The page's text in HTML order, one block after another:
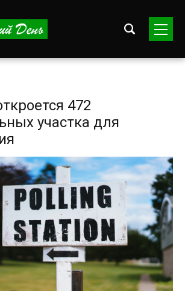
472
участка для